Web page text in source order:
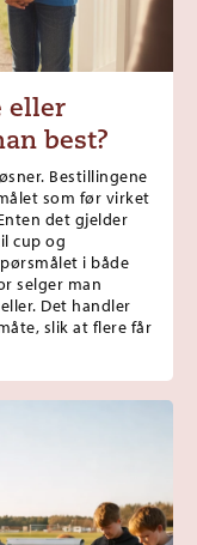
eller
best?
Bestillingene
som før virket
det gjelder
cup og
i både
selger man
Det handler
slik at flere får